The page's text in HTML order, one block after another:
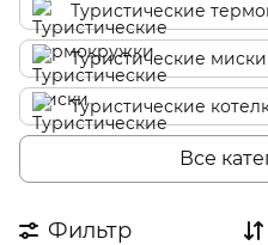
Туристические
Туристические миски
Туристические
Туристические
Все
Фильтр